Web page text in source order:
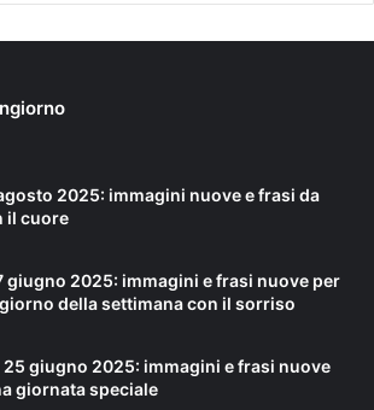
2025: immagini nuove e frasi da
il cuore
giugno 2025: immagini e frasi nuove per
della settimana con il sorriso
giugno 2025: immagini e frasi nuove
giornata speciale